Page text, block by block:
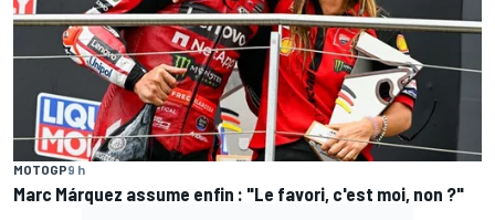
MOTOGP9 h
Marc Márquez assume enfin : "Le favori, c'est moi, non ?"